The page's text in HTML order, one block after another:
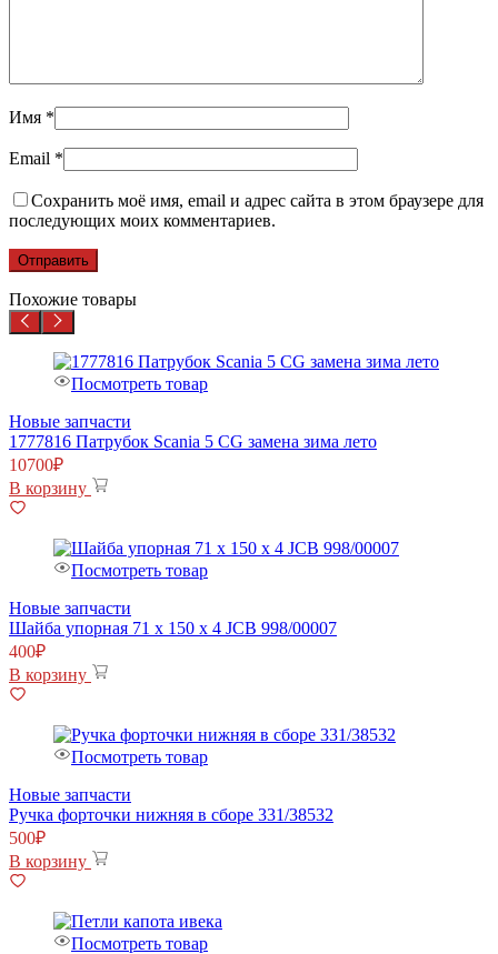
Имя *
Email *
Сохранить моё имя, email и адрес сайта в этом браузере для
последующих моих комментариев.
Похожие товары
Посмотреть товар
Новые запчасти
1777816 Патрубок Scania 5 CG замена зима лето
10700₽
В корзину
Посмотреть товар
Новые запчасти
Шайба упорная 71 х 150 х 4 JCB 998/00007
400₽
В корзину
Посмотреть товар
Новые запчасти
Ручка форточки нижняя в сборе 331/38532
500₽
В корзину
Посмотреть товар